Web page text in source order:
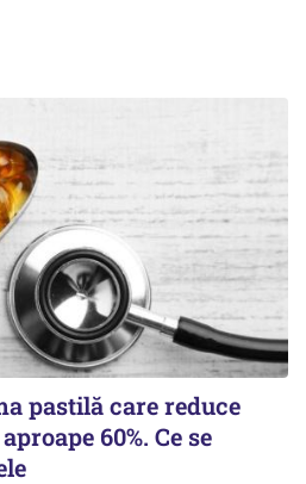
pastilă care reduce
60%. Ce se